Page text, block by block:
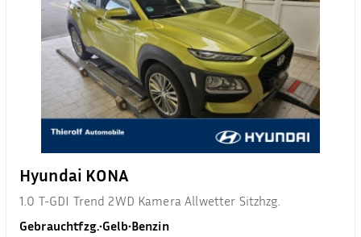
Hyundai KONA
1.0 T-GDI Trend 2WD Kamera Allwetter Sitzhzg.
Gebrauchtfzg.•Gelb•Benzin